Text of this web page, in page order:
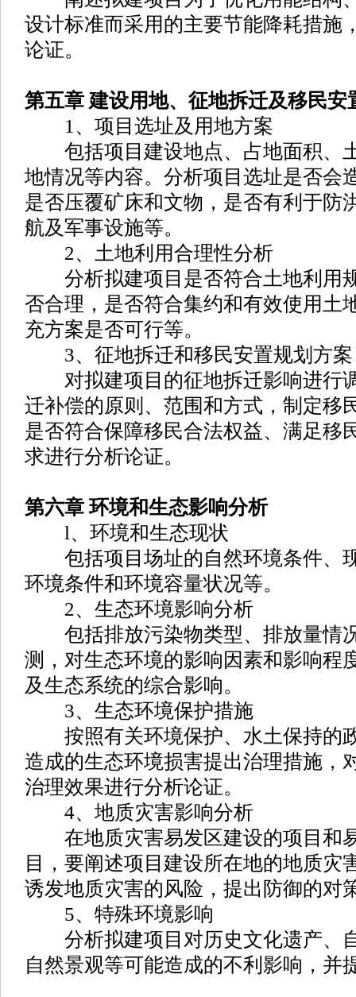
设计标准而采用的主要节能降耗措施
论证。
第五章 建设用地、征地拆迁及移民安
1、项目选址及用地方案
包括项目建设地点、占地面积、
地情况等内容。分析项目选址是否会
是否压覆矿床和文物，是否有利于防
航及军事设施等。
2、土地利用合理性分析
分析拟建项目是否符合土地利用
否合理，是否符合集约和有效使用土
充方案是否可行等。
3、征地拆迁和移民安置规划方案
对拟建项目的征地拆迁影响进行
迁补偿的原则、范围和方式，制定移
是否符合保障移民合法权益、满足移
求进行分析论证。
第六章 环境和生态影响分析
l、环境和生态现状
包括项目场址的自然环境条件、
环境条件和环境容量状况等。
2、生态环境影响分析
包括排放污染物类型、排放量情
测，对生态环境的影响因素和影响程
及生态系统的综合影响。
3、生态环境保护措施
按照有关环境保护、水土保持的
造成的生态环境损害提出治理措施，
治理效果进行分析论证。
4、地质灾害影响分析
在地质灾害易发区建设的项目和
目，要阐述项目建设所在地的地质灾
诱发地质灾害的风险，提出防御的对
5、特殊环境影响
分析拟建项目对历史文化遗产、
自然景观等可能造成的不利影响，并